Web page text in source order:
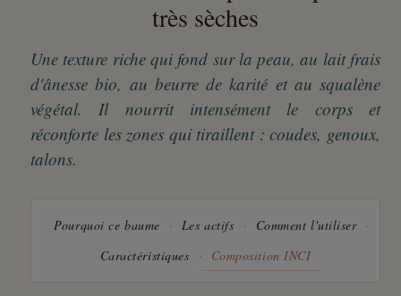
très sèches
Une texture riche qui fond sur la peau, au lait frais
d'ânesse bio, au beurre de karité et au squalène
végétal. Il nourrit intensément le corps et
réconforte les zones qui tiraillent : coudes, genoux,
talons.
Pourquoi ce baume Les actifs
Comment l'utiliser
Caractéristiques
Composition INCI